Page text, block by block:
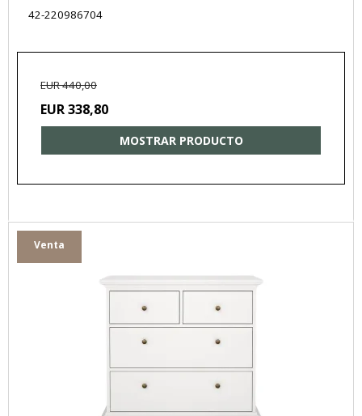
42-220986704
EUR 440,00
EUR 338,80
MOSTRAR PRODUCTO
Venta